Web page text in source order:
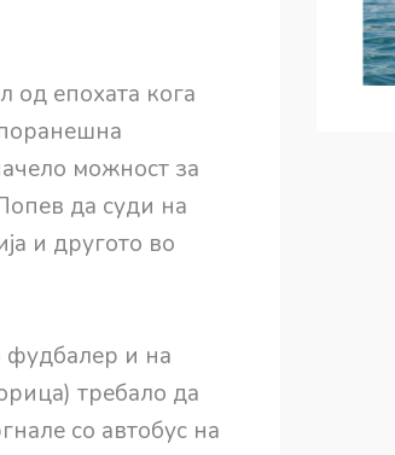
од епохата кога
можност за
да суди на
и другото во
фудбалер и на
требало да
со автобус на